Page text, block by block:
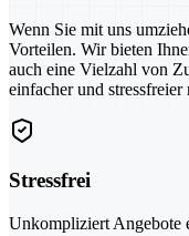
Wenn Sie mit uns
Vorteilen. Wir bieten
auch eine Vielzahl von
einfacher und stressfreier
Stressfrei
Unkompliziert Angebote